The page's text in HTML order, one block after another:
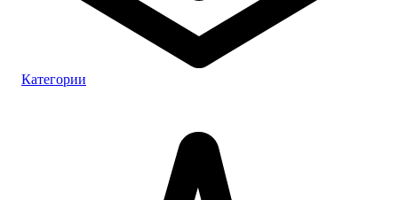
Категории